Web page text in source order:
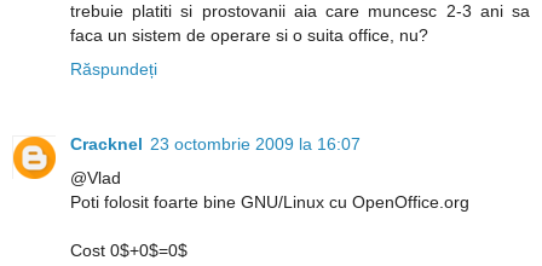
trebuie platiti si prostovanii aia care muncesc 2-3 ani sa
faca un sistem de operare si o suita office, nu?
Răspundeți
Cracknel 23 octombrie 2009 la 16:07
@Vlad
Poti folosit foarte bine GNU/Linux cu OpenOffice.org
Cost 0$+0$=0$